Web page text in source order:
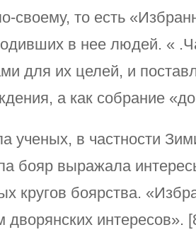
своему, то есть
в нее людей. «
для их целей, и
а как собрание
ученых, в частности
бояр выражала
кругов боярства.
дворянских интересов».